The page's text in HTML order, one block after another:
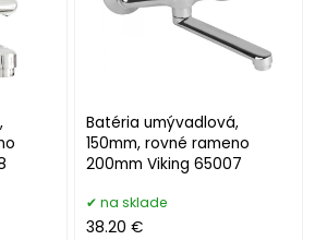
Batéria umývadlová,
150mm, rovné rameno
200mm Viking 65007
na sklade
38.20 €